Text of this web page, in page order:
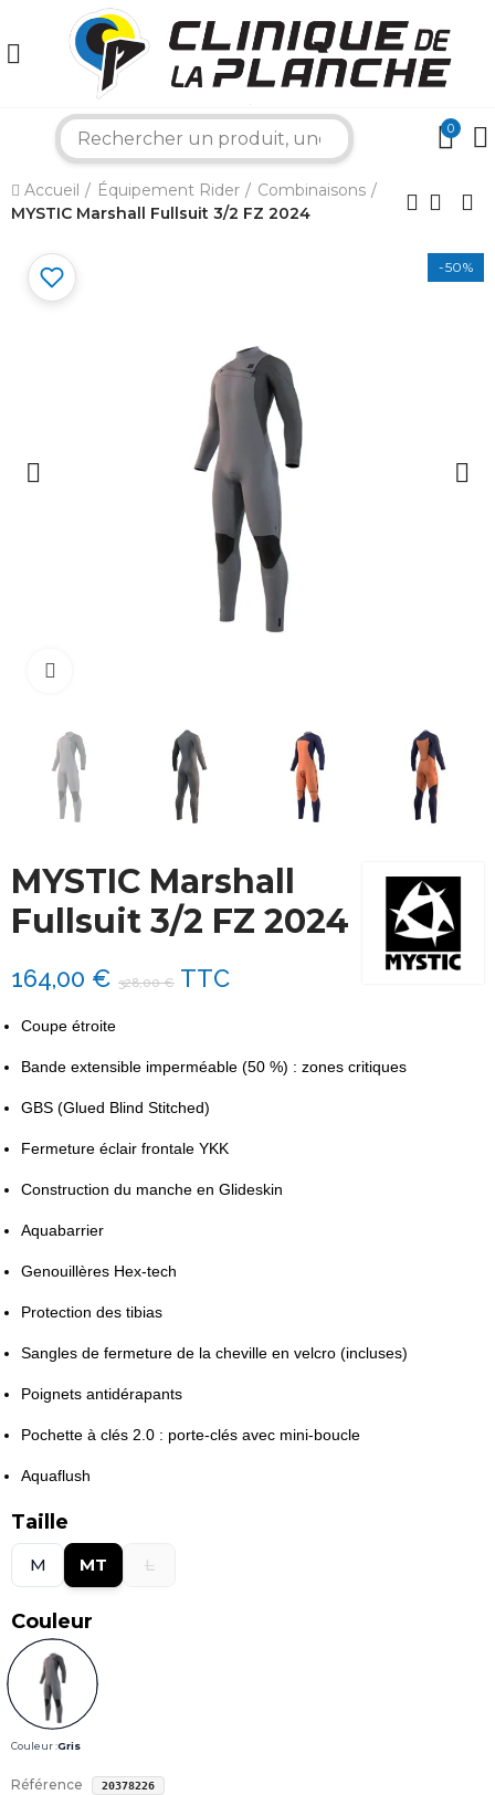
0
Accueil Équipement Rider
Combinaisons
MYSTIC Marshall Fullsuit 3/2 FZ 2024
-50%
MYSTIC Marshall
Fullsuit 3/2 FZ 2024
164,00 € 328,00 € TTC
Coupe étroite
Bande extensible imperméable (50 %) : zones critiques
GBS (Glued Blind Stitched)
Fermeture éclair frontale YKK
Construction du manche en Glideskin
Aquabarrier
Genouillères Hex-tech
Protection des tibias
Sangles de fermeture de la cheville en velcro (incluses)
Poignets antidérapants
Pochette à clés 2.0 : porte-clés avec mini-boucle
Aquaflush
Taille
M MT L
Couleur
Couleur :Gris
Référence 20378226
×
Bonjour ! Je suis votre expert nautique.